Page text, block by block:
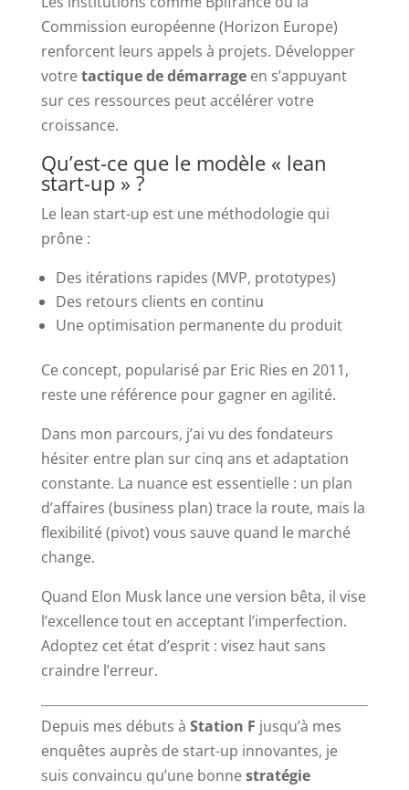
Commission européenne (Horizon Europe)
renforcent leurs appels à projets. Développer
votretactique de démarrageen s’appuyant
sur ces ressources peut accélérer votre
croissance.
Qu’est-ce que le modèle « lean
start-up » ?
Le lean start-up est une méthodologie qui
prône :
Des itérations rapides (MVP, prototypes)
Des retours clients en continu
Une optimisation permanente du produit
Ce concept, popularisé par Eric Ries en 2011,
reste une référence pour gagner en agilité.
Dans mon parcours, j’ai vu des fondateurs
hésiter entre plan sur cinq ans et adaptation
constante. La nuance est essentielle : un plan
d’affaires (business plan) trace la route, mais la
flexibilité (pivot) vous sauve quand le marché
change.
Quand Elon Musk lance une version bêta, il vise
l’excellence tout en acceptant l’imperfection.
Adoptez cet état d’esprit : visez haut sans
craindre l’erreur.
Depuis mes débuts à Station F jusqu’à mes
enquêtes auprès de start-up innovantes, je
suis convaincu qu’une bonnestratégie